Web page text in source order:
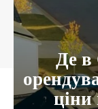
Де
ціни